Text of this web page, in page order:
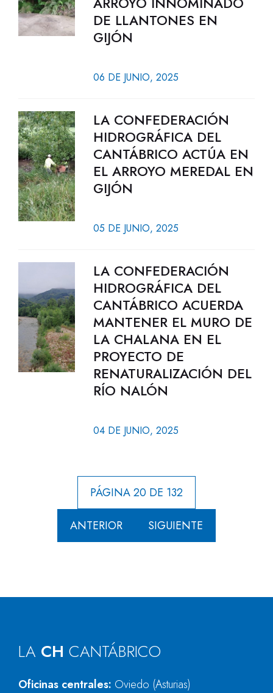
DE LLANTONES EN
GIJÓN
06 DE JUNIO, 2025
LA CONFEDERACIÓN
HIDROGRÁFICA DEL
CANTÁBRICO ACTÚA EN
EL ARROYO MEREDAL EN
GIJÓN
05 DE JUNIO, 2025
LA CONFEDERACIÓN
HIDROGRÁFICA DEL
CANTÁBRICO ACUERDA
MANTENER EL MURO DE
LA CHALANA EN EL
PROYECTO DE
RENATURALIZACIÓN DEL
RÍO NALÓN
04 DE JUNIO, 2025
PÁGINA 20 DE 132
ANTERIOR SIGUIENTE
LA CH CANTÁBRICO
Oficinas centrales: Oviedo (Asturias)